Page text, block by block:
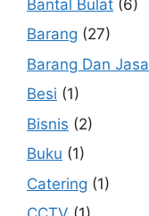
Bantal Bulat (6)
Barang (27)
Barang Dan Jasa
Besi (1)
Bisnis (2)
Buku (1)
Catering (1)